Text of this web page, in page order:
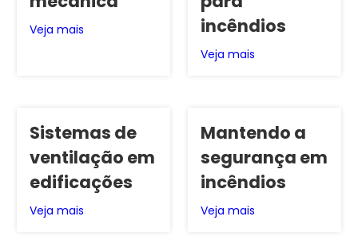
Veja mais
incêndios
Veja mais
Sistemas de
ventilação em
edificações
Veja mais
Mantendo a
segurança em
incêndios
Veja mais